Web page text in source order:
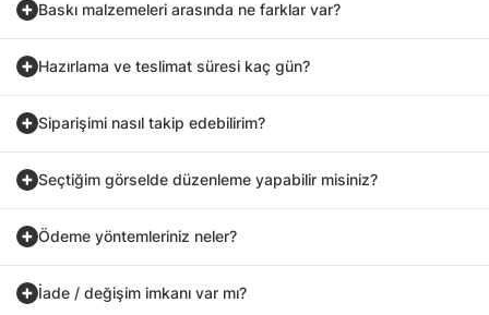
Baskı malzemeleri arasında ne farklar var?
Hazırlama ve teslimat süresi kaç gün?
Siparişimi nasıl takip edebilirim?
Seçtiğim görselde düzenleme yapabilir misiniz?
Ödeme yöntemleriniz neler?
İade / değişim imkanı var mı?